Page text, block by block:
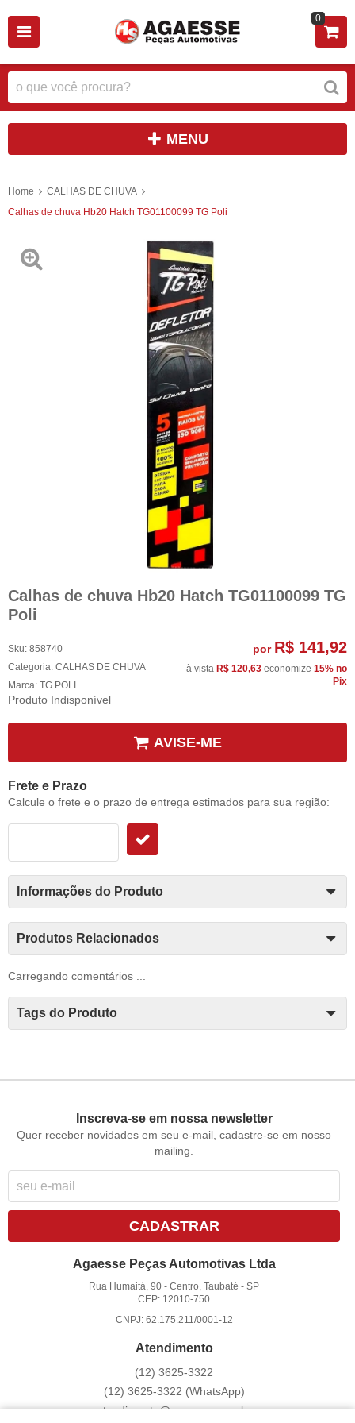
0
MENU
Home
CALHAS DE CHUVA
Calhas de chuva Hb20 Hatch TG01100099 TG Poli
Calhas de chuva Hb20 Hatch TG01100099 TG
Poli
Sku: 858740
Categoria: CALHAS DE CHUVA
Marca: TG POLI
Produto Indisponível
por R$ 141,92
à vista R$ 120,63 economize 15% no
Pix
AVISE-ME
Frete e Prazo
Calcule o frete e o prazo de entrega estimados para sua região:
Informações do Produto
Produtos Relacionados
Carregando comentários ...
Tags do Produto
Inscreva-se em nossa newsletter
Quer receber novidades em seu e-mail, cadastre-se em nosso
mailing.
CADASTRAR
Agaesse Peças Automotivas Ltda
Rua Humaitá, 90 -Centro, Taubaté -SP
CEP: 12010-750
CNPJ: 62.175.211/0001-12
Atendimento
(12) 3625-3322
(12) 3625-3322 (WhatsApp)
atendimento@agaesse.com.br